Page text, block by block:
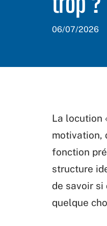
06/07/2026
La locution
motivation,
fonction
structure
de savoir
quelque